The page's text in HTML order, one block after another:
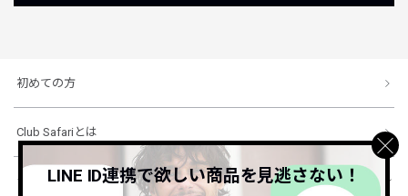
初めての方
Club Safariとは
ショッピングガイド
LINE ID連携で欲しい商品を見逃さない！